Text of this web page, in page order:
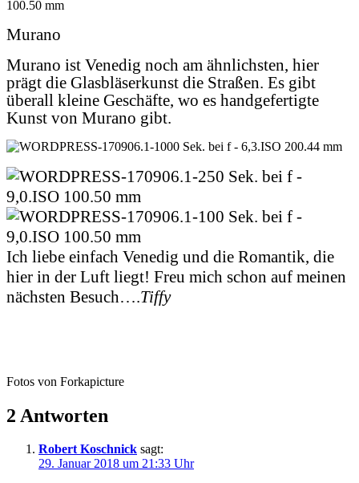
Murano
Murano ist Venedig noch am ähnlichsten, hier
prägt die Glasbläserkunst die Straßen. Es gibt
überall kleine Geschäfte, wo es handgefertigte
Kunst von Murano gibt.
Ich liebe einfach Venedig und die Romantik, die
hier in der Luft liegt! Freu mich schon auf meinen
nächsten Besuch….Tiffy
Fotos von Forkapicture
2 Antworten
Robert Koschnick sagt:
29. Januar 2018 um 21:33 Uhr